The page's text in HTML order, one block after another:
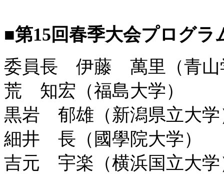
■第15回春季大会プログラ
委員長 伊藤 萬里（青山
荒 知宏（福島大学）
黒岩 郁雄（新潟県立大学
細井 長（國學院大学）
吉元 宇楽（横浜国立大学